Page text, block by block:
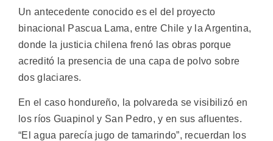
Un antecedente conocido es el del proyecto
binacional Pascua Lama, entre Chile y la Argentina,
donde la justicia chilena frenó las obras porque
acreditó la presencia de una capa de polvo sobre
dos glaciares.
En el caso hondureño, la polvareda se visibilizó en
los ríos Guapinol y San Pedro, y en sus afluentes.
“El agua parecía jugo de tamarindo”, recuerdan los